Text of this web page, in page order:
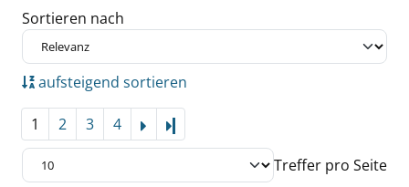
Sortieren nach
aufsteigend sortieren
1 2 3 4
Treffer pro Seite